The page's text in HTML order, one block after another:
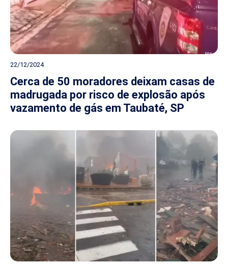
22/12/2024
Cerca de 50 moradores deixam casas de
madrugada por risco de explosão após
vazamento de gás em Taubaté, SP